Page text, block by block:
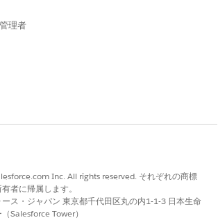
理者
Inc. All rights reserved. それぞれの商標
者に帰属します。
ス・ジャパン 東京都千代田区丸の内1-1-3 日本生命
Salesforce Tower）